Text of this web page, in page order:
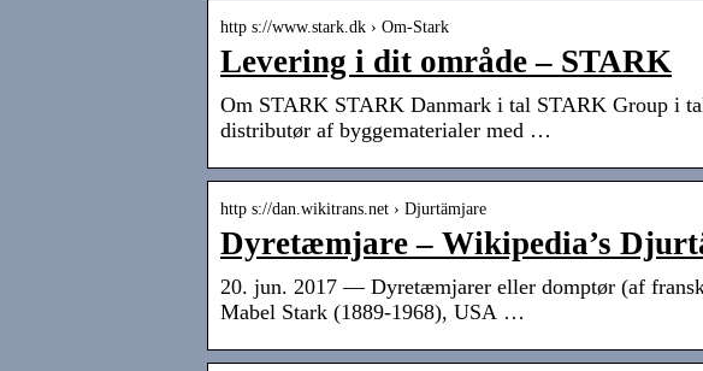
http s://www.stark.dk › Om-Stark
Levering i dit område – STARK
Om STARK STARK Danmark i tal STARK Group i
distributør af byggematerialer med …
http s://dan.wikitrans.net › Djurtämjare
Dyretæmjare – Wikipedia’s
20. jun. 2017 — Dyretæmjarer eller domptør (af
Mabel Stark (1889-1968), USA …